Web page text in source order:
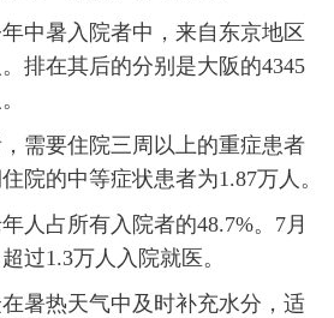
暑入院者中，来自东京地区
排在其后的分别是大阪的4345
要住院三周以上的重症患者
院的中等症状患者为1.87万人。
占所有入院者的48.7%。7月
过1.3万人入院就医。
热天气中及时补充水分，适